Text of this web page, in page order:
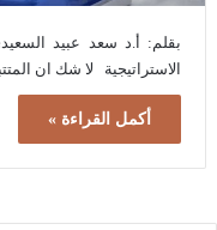
بقلم: أ.د سعد عبيد
الاستراتيجية لا شك ان
أكمل القراءة »